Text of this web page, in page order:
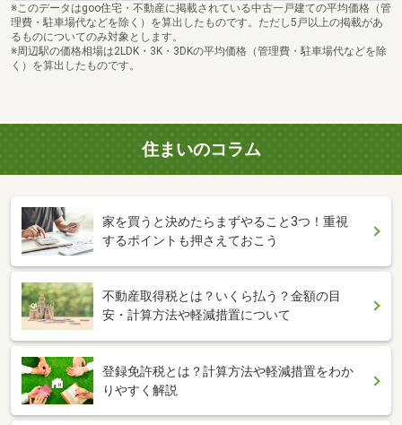
※このデータはgoo住宅・不動産に掲載されている中古一戸建ての平均価格（管
理費・駐車場代などを除く）を算出したものです。ただし5戸以上の掲載があ
るものについてのみ対象とします。
※周辺駅の価格相場は2LDK・3K・3DKの平均価格（管理費・駐車場代などを除
く）を算出したものです。
住まいのコラム
家を買うと決めたらまずやること3つ！重視
するポイントも押さえておこう
不動産取得税とは？いくら払う？金額の目
安・計算方法や軽減措置について
登録免許税とは？計算方法や軽減措置をわか
りやすく解説